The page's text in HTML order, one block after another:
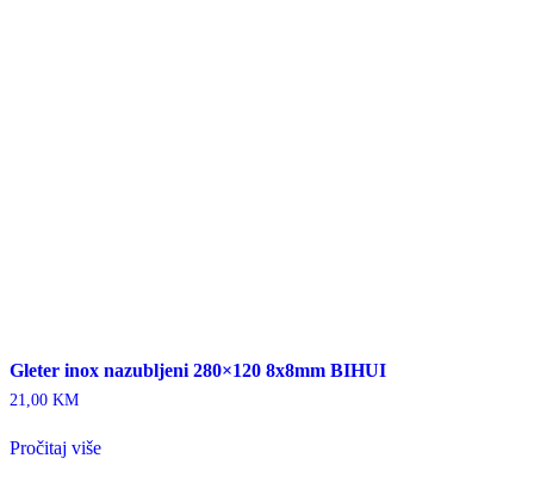
Gleter inox nazubljeni 280×120 8x8mm BIHUI
21,00 KM
Pročitaj više